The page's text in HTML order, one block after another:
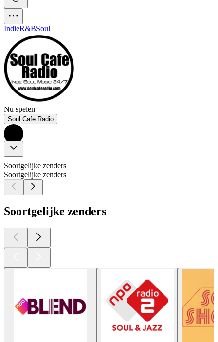
IndieR&BSoul
Nu spelen
Soul Cafe Radio
Soortgelijke zenders
Soortgelijke zenders
Soortgelijke zenders